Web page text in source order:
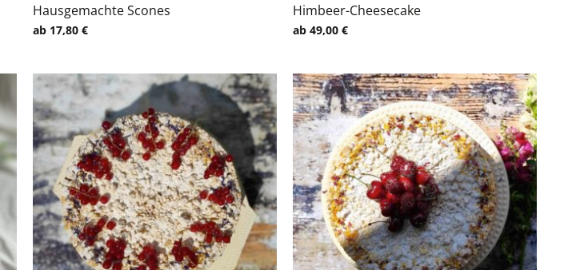
Hausgemachte Scones
ab 17,80 €
Himbeer-Cheesecake
ab 49,00 €